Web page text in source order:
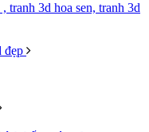
tranh 3d hoa sen, tranh 3d
đẹp